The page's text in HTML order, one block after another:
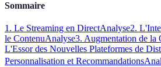
Sommaire
1. Le Streaming en DirectAnalyse2.
le ContenuAnalyse3. Augmentation de la
L'Essor des Nouvelles Plateformes de
Personnalisation et Recommandations